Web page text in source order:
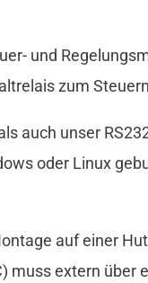
und
zum
auch unser
oder Linux
auf einer
muss extern über